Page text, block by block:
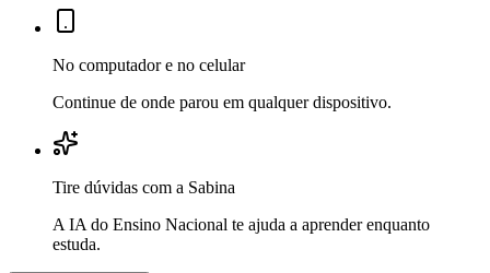
No computador e no celular
Continue de onde parou em qualquer dispositivo.
Tire dúvidas com a Sabina
A IA do Ensino Nacional te ajuda a aprender enquanto
estuda.